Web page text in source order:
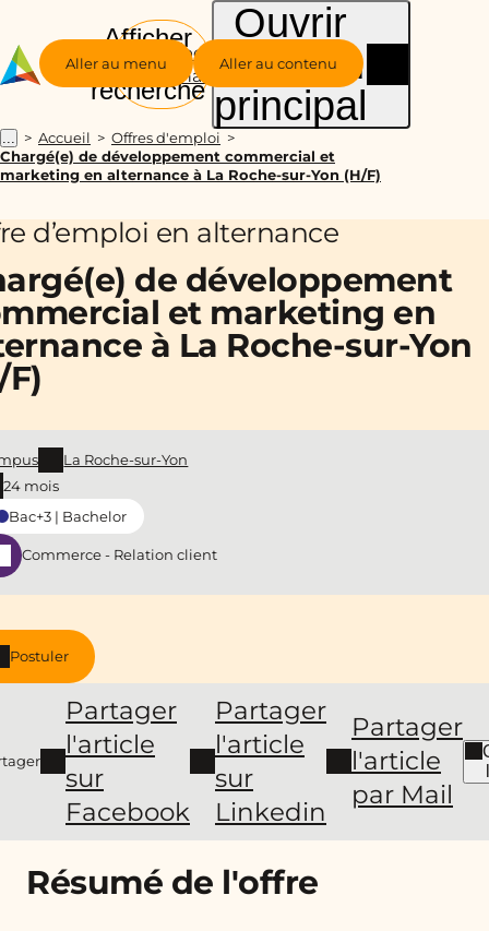
Aller au menu Aller au contenu
Groupe
Alternance
Afficher
la
recherche
Ouvrir
le menu
principal
... Accueil
Offres d'emploi
Chargé(e) de développement commercial et
marketing en alternance à La Roche-sur-Yon (H/F)
d’emploi en alternance
de développement
et marketing en
à La Roche-sur-Yon
Postuler
Partager
l'article
sur
Facebook
Partager
l'article
sur
Linkedin
Partager
l'article
par Mail
La Roche-sur-Yon
24 mois
Bac+3 | Bachelor
Commerce - Relation client
Résumé de l'offre